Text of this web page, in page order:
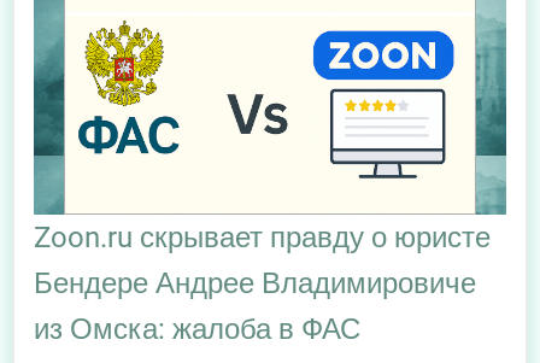
Zoon.ru скрывает правду о юристе
Бендере Андрее Владимировиче
из Омска: жалоба в ФАС